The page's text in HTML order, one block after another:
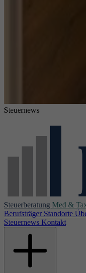
Steuernews
Steuerberatung Med &
Berufsträger Standorte
Steuernews Kontakt